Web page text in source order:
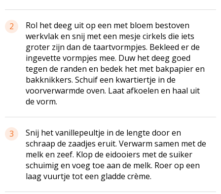
2
Rol het deeg uit op een met bloem bestoven
werkvlak en snij met een mesje cirkels die iets
groter zijn dan de taartvormpjes. Bekleed er de
ingevette vormpjes mee. Duw het deeg goed
tegen de randen en bedek het met bakpapier en
bakknikkers. Schuif een kwartiertje in de
voorverwarmde oven. Laat afkoelen en haal uit
de vorm.
3
Snij het vanillepeultje in de lengte door en
schraap de zaadjes eruit. Verwarm samen met de
melk en zeef. Klop de eidooiers met de suiker
schuimig en voeg toe aan de melk. Roer op een
laag vuurtje tot een gladde crème.